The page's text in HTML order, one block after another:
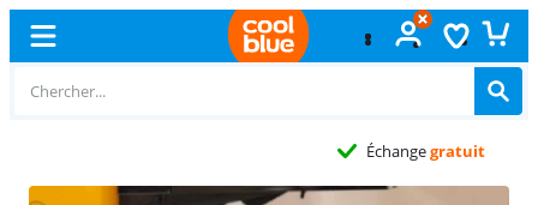
gratuit